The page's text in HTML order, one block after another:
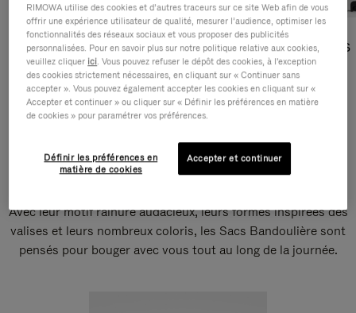
Sacs Bandoulière
DÉCOUVRIR
Sacs Cabas
DÉCOUVRIR
Sacs Bandoulière Groove
Avec leur motif rainuré audacieux, leurs formes inspirées des
valises et leurs nombreux coloris, les Sacs Bandoulière sont
pensés pour bouger avec vous tout au long de la journée.
RIMOWA utilise des cookies et d’autres traceurs sur ce site Web afin de vous
offrir une expérience utilisateur de qualité, mesurer l’audience, optimiser les
fonctionnalités des réseaux sociaux et vous proposer des publicités
personnalisées. Pour en savoir plus sur notre politique relative aux cookies,
veuillez cliquer ici. Vous pouvez refuser le dépôt des cookies, à l'exception
des cookies strictement nécessaires, en cliquant sur « Continuer sans
accepter ». Vous pouvez également accepter les cookies en cliquant sur «
Accepter et continuer » ou cliquer sur « Définir les préférences en matière
de cookies » pour paramétrer vos préférences.
Définir les préférences en
matière de cookies
Accepter et continuer